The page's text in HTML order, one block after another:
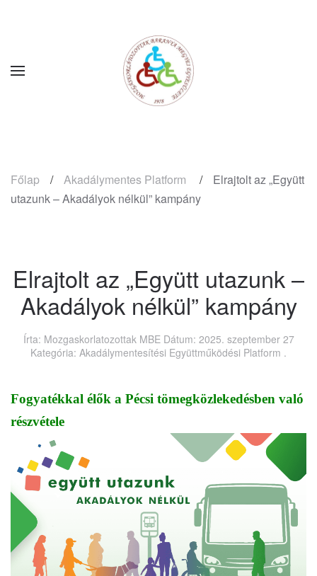
Főlap Akadálymentes Platform
Elrajtolt az „Együtt
utazunk – Akadályok nélkül” kampány
Elrajtolt az „Együtt utazunk –
Akadályok nélkül” kampány
Írta: Mozgaskorlatozottak MBE Dátum: 2025. szeptember 27
Kategória: Akadálymentesítési Együttműködési Platform .
Fogyatékkal élők a Pécsi tömegközlekedésben való
részvétele